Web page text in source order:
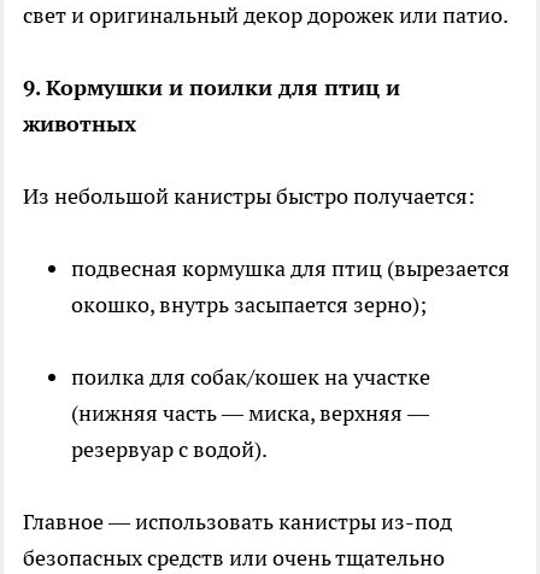
свет и оригинальный декор дорожек или патио.
9. Кормушки и поилки для птиц и
животных
Из небольшой канистры быстро получается:
подвесная кормушка для птиц (вырезается
окошко, внутрь засыпается зерно);
поилка для собак/кошек на участке
(нижняя часть — миска, верхняя —
резервуар с водой).
Главное — использовать канистры из-под
безопасных средств или очень тщательно